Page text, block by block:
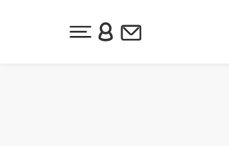
Desplegar menú principal
Inicia sesión o regístrate
Newsletter